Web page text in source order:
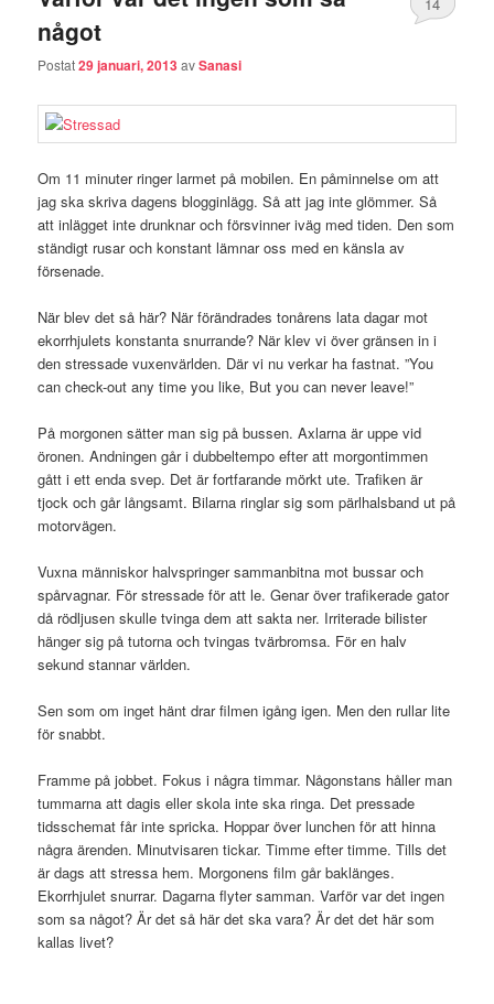
något
Postat29 januari, 2013avSanasi
14
Om 11 minuter ringer larmet på mobilen. En påminnelse om att
jag ska skriva dagens blogginlägg. Så att jag inte glömmer. Så
att inlägget inte drunknar och försvinner iväg med tiden. Den som
ständigt rusar och konstant lämnar oss med en känsla av
försenade.
När blev det så här? När förändrades tonårens lata dagar mot
ekorrhjulets konstanta snurrande? När klev vi över gränsen in i
den stressade vuxenvärlden. Där vi nu verkar ha fastnat. ”You
can check-out any time you like, But you can never leave!”
På morgonen sätter man sig på bussen. Axlarna är uppe vid
öronen. Andningen går i dubbeltempo efter att morgontimmen
gått i ett enda svep. Det är fortfarande mörkt ute. Trafiken är
tjock och går långsamt. Bilarna ringlar sig som pärlhalsband ut på
motorvägen.
Vuxna människor halvspringer sammanbitna mot bussar och
spårvagnar. För stressade för att le. Genar över trafikerade gator
då rödljusen skulle tvinga dem att sakta ner. Irriterade bilister
hänger sig på tutorna och tvingas tvärbromsa. För en halv
sekund stannar världen.
Sen som om inget hänt drar filmen igång igen. Men den rullar lite
för snabbt.
Framme på jobbet. Fokus i några timmar. Någonstans håller man
tummarna att dagis eller skola inte ska ringa. Det pressade
tidsschemat får inte spricka. Hoppar över lunchen för att hinna
några ärenden. Minutvisaren tickar. Timme efter timme. Tills det
är dags att stressa hem. Morgonens film går baklänges.
Ekorrhjulet snurrar. Dagarna flyter samman. Varför var det ingen
som sa något? Är det så här det ska vara? Är det det här som
kallas livet?